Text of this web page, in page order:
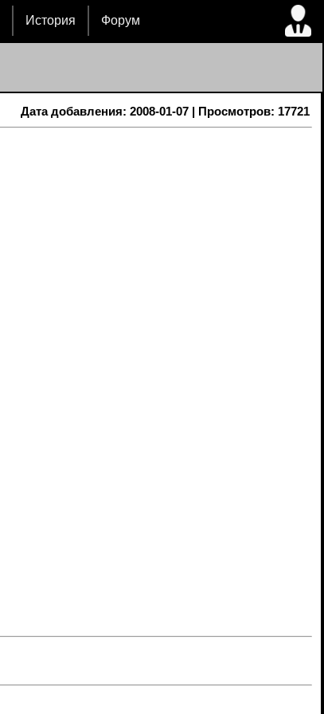
История Форум
Дата добавления: 2008-01-07 | Просмотров: 17721